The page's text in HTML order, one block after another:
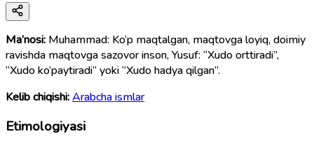
Ma’nosi: Muhammad: Ko‘p maqtalgan, maqtovga loyiq, doimiy
ravishda maqtovga sazovor inson, Yusuf: “Xudo orttiradi”,
“Xudo ko‘paytiradi” yoki “Xudo hadya qilgan”.
Kelib chiqishi:Arabcha ismlar
Etimologiyasi